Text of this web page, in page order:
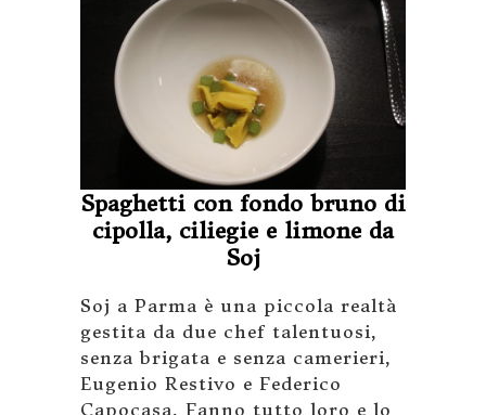
Spaghetti con fondo bruno di
cipolla, ciliegie e limone da
Soj
Soj a Parma è una piccola realtà
gestita da due chef talentuosi,
senza brigata e senza camerieri,
Eugenio Restivo e Federico
Capocasa. Fanno tutto loro e lo